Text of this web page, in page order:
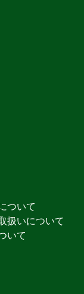
ついて
扱いについて
いて